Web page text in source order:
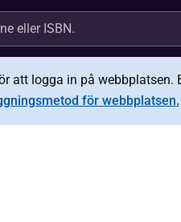
att logga in på
för webbplatsen.